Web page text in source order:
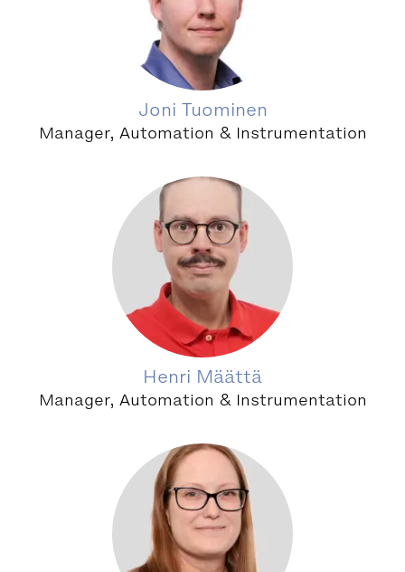
Joni Tuominen
Manager, Automation & Instrumentation
Henri Määttä
Manager, Automation & Instrumentation